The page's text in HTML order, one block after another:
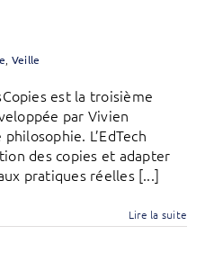
Veille
est la troisième
par Vivien
L’EdTech
des copies et adapter
pratiques réelles [...]
Lire la suite